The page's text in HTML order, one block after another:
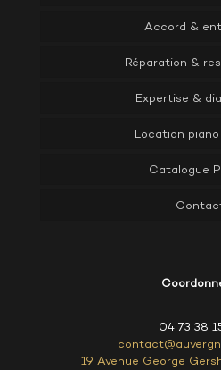
Accord &
Réparation &
Expertise &
Location piano
Catalogue
04 73 38
19 Avenue George